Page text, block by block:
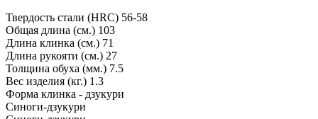
Твердость стали (HRC) 56-58
Общая длина (см.) 103
Длина клинка (см.) 71
Длина рукояти (см.) 27
Толщина обуха (мм.) 7.5
Вес изделия (кг.) 1.3
Форма клинка - дзукури
Синоги-дзукури